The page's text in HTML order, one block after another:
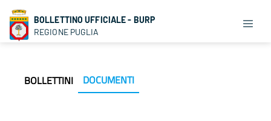
BOLLETTINO UFFICIALE - BURP
REGIONE PUGLIA
BOLLETTINI DOCUMENTI